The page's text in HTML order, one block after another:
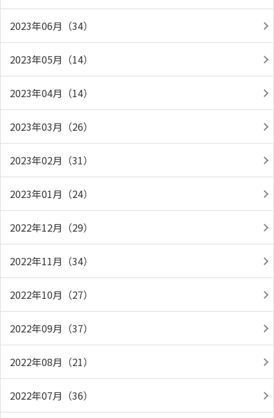
2023年06月（34）
2023年05月（14）
2023年04月（14）
2023年03月（26）
2023年02月（31）
2023年01月（24）
2022年12月（29）
2022年11月（34）
2022年10月（27）
2022年09月（37）
2022年08月（21）
2022年07月（36）